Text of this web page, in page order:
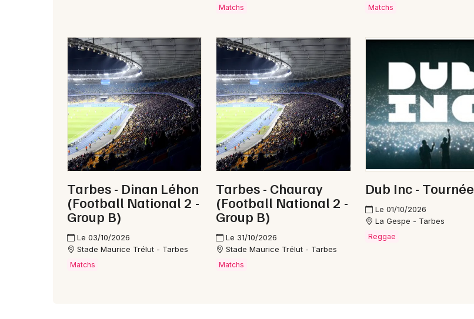
65 - Hautes-Pyrénées
Choisir mes départements
Je m'abonne
Matchs Matchs
Tarbes - Dinan Léhon
(Football National 2 -
Group B)
Le 03/10/2026
Stade Maurice Trélut - Tarbes
Matchs
Tarbes - Chauray
(Football National 2 -
Group B)
Le 31/10/2026
Stade Maurice Trélut - Tarbes
Matchs
Dub Inc - Tournée
Le 01/10/2026
La Gespe - Tarbes
Reggae